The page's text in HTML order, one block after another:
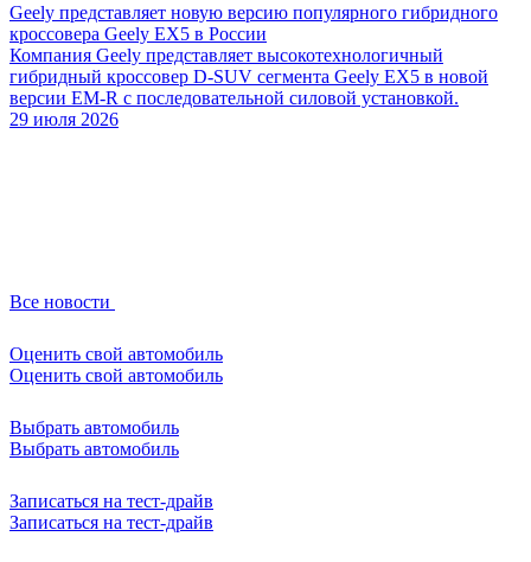
Geely представляет новую версию популярного гибридного
кроссовера Geely EX5 в России
Компания Geely представляет высокотехнологичный
гибридный кроссовер D-SUV сегмента Geely EX5 в новой
версии EM-R с последовательной силовой установкой.
29 июля 2026
Все новости
Оценить свой автомобиль
Оценить свой автомобиль
Выбрать автомобиль
Выбрать автомобиль
Записаться на тест-драйв
Записаться на тест-драйв